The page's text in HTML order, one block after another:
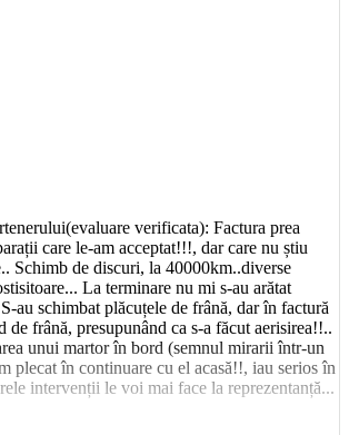
verificata): Factura prea
care le-am acceptat!!!, dar care nu știu
Schimb de discuri, la 40000km..diverse
La terminare nu mi s-au arătat
au schimbat plăcuțele de frână, dar în factură
de frână, presupunând ca s-a făcut aerisirea!!..
unui martor în bord (semnul mirarii într-un
plecat în continuare cu el acasă!!, iau serios în
intervenții le voi mai face la reprezentanță...